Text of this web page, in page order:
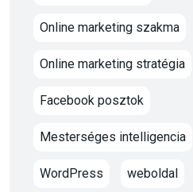
Online marketing szakma
Online marketing stratégia
Facebook posztok
Mesterséges intelligencia
WordPress weboldal